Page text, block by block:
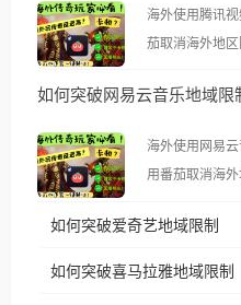
海外使用腾讯
茄取消海外地区限制。 当在海外打开
示语。 海外用户如香港、澳门、台湾、美国、加拿
像其他音乐平
仅能在中国大陆地区播放。 遇
台湾、美国、
如何突破网易云音乐地域限
海外使用网易
用番茄取消海外地区限制。
播放”的提示语。 海外用户如香港、澳门、台湾、美
如何突破爱奇艺地域限制
如何突破喜马拉雅地域限制